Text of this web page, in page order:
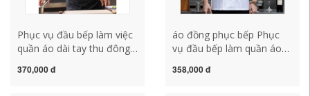
Phục vụ đầu bếp làm việc
quần áo dài tay thu đông
cấp căng tin nhà hàng
370,000 đ
áo đồng phục bếp Phục
vụ đầu bếp làm quần áo
nhà hàng nướng bánh
358,000 đ